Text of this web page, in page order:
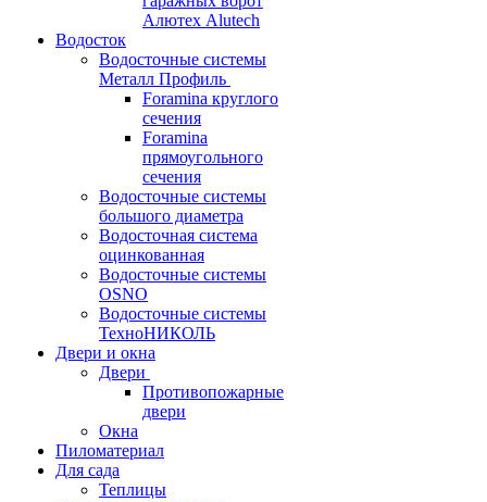
Алютех Alutech
Водосток
Водосточные системы
Металл Профиль
Foramina круглого
сечения
Foramina
прямоугольного
сечения
Водосточные системы
большого диаметра
Водосточная система
оцинкованная
Водосточные системы
OSNO
Водосточные системы
ТехноНИКОЛЬ
Двери и окна
Двери
Противопожарные
двери
Окна
Пиломатериал
Для сада
Теплицы